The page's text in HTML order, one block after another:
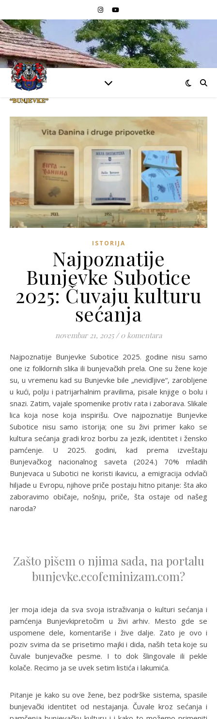
ISTORIJA
Najpoznatije
Bunjevke Subotice
2025: Čuvaju kulturu
sećanja
novembar 21, 2025 / 0 komentara
Najpoznatije Bunjevke Subotice 2025. godine nisu samo
one iz folklornih slika ili bunjevačkih prela. One su žene koje
su, u vremenu kad su Bunjevke bile „nevidljive“, zarobljene
u kući, polju i patrijarhalnim pravilima, pisale knjige o bolu i
snazi. Zatim, vajale spomenike protiv rata i zaborava. Slikale
lica koja nose koja inspirišu. Ove najpoznatije Bunjevke
Subotice nisu samo istorija; one su živi primer kako se
kultura sećanja gradi kroz borbu za jezik, identitet i žensko
pamćenje. U 2025. godini, kad prema izveštaju
Bunjevačkog nacionalnog saveta (2024.) 70% mladih
Bunjevaca u Subotici ne koristi ikavicu, a emigracija odvlači
hiljade u Evropu, njihove priče postaju hitno pitanje: šta ako
zaboravimo običaje, nošnju, priče, šta ostaje od našeg
naroda?
Zašto pišem o njima sada, na portalu
bunjevke.ecofeminizam.com?
Jer moja ideja da sva svoja istraživanja o kulturi sećanja i
pamćenja Bunjevkipretočim u živi arhiv. Mesto gde se
uspomene dele, komentariše i žive dalje. Zato je ovo i
poziv svima da se prisetimo majki i dida, naših teta koje su
čuvale bunjevačke pesme. I to dok šlingovale ili pekle
kolače. Recimo ja se uvek setim listića i lakumića.
Pitanje je kako su ove žene, bez podrške sistema, spasile
bunjevački identitet od nestajanja. Čuvale kroz sećanja i